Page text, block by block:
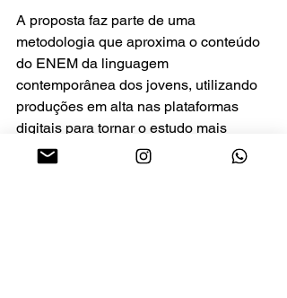
A proposta faz parte de uma
metodologia que aproxima o conteúdo
do ENEM da linguagem
contemporânea dos jovens, utilizando
produções em alta nas plataformas
digitais para tornar o estudo mais
acessível. Com a repercussão da nova